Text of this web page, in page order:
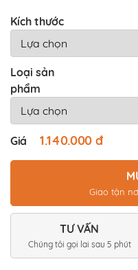
Kích thước
Loại sản
phẩm
Giá 1.140.000 đ
Giao tận
TƯ VẤN
Chúng tôi gọi lai sau 5 phút